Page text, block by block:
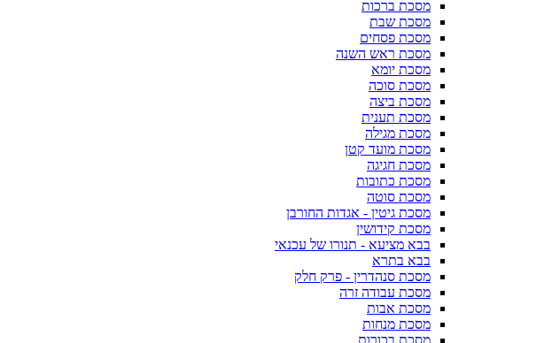
מסכת ברכות
מסכת שבת
מסכת פסחים
מסכת ראש השנה
מסכת יומא
מסכת סוכה
מסכת ביצה
מסכת תענית
מסכת מגילה
מסכת מועד קטן
מסכת חגיגה
מסכת כתובות
מסכת סוטה
מסכת גיטין - אגדות החורבן
מסכת קידושין
בבא מציעא - תנורו של עכנאי
בבא בתרא
מסכת סנהדרין - פרק חלק
מסכת עבודה זרה
מסכת אבות
מסכת מנחות
מסכת בכורות